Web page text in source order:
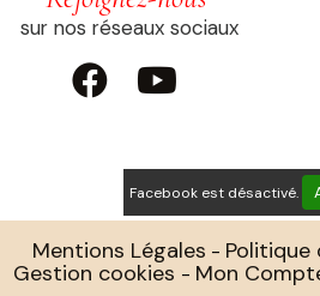
sur nos réseaux sociaux
 
Facebook est désactivé.
Mentions Légales
Gestion cookies Mon